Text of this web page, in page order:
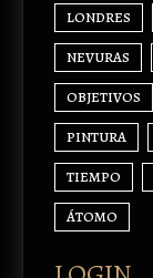
LONDRES
NEVURAS
OBJETIVOS
PINTURA
TIEMPO
ÁTOMO